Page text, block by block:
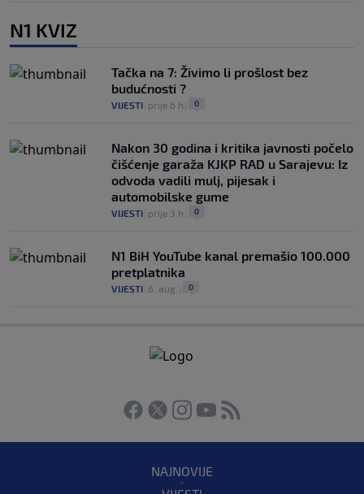
N1 KVIZ
Tačka na 7: Živimo li prošlost bez
budućnosti ?
VIJESTI prije 6 h 0
Nakon 30 godina i kritika javnosti počelo
čišćenje garaža KJKP RAD u Sarajevu: Iz
odvoda vadili mulj, pijesak i
automobilske gume
VIJESTI prije 3 h 0
N1 BiH YouTube kanal premašio 100.000
pretplatnika
VIJESTI 6. aug. 0
NAJNOVIJE